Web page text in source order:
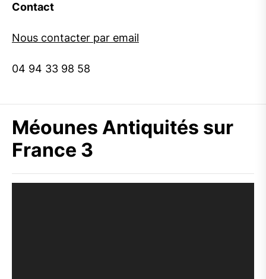
Contact
Nous contacter par email
04 94 33 98 58
Méounes Antiquités sur
France 3